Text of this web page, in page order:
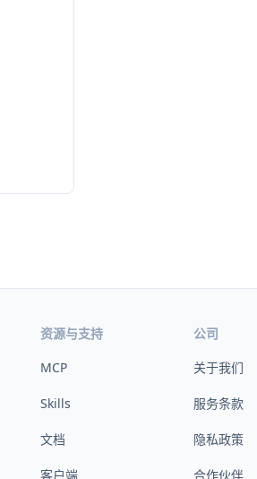
资源与支持
MCP
Skills
文档
客户端
公司
关于我们
服务条款
隐私政策
合作伙伴